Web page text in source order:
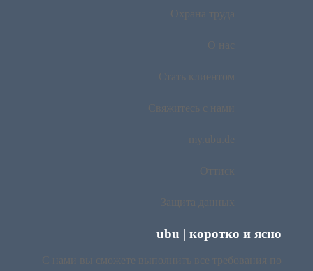
Охрана труда
О нас
Стать клиентом
Свяжитесь с нами
my.ubu.de
Оттиск
Защита данных
ubu | коротко и ясно
С нами вы сможете выполнить все требования по